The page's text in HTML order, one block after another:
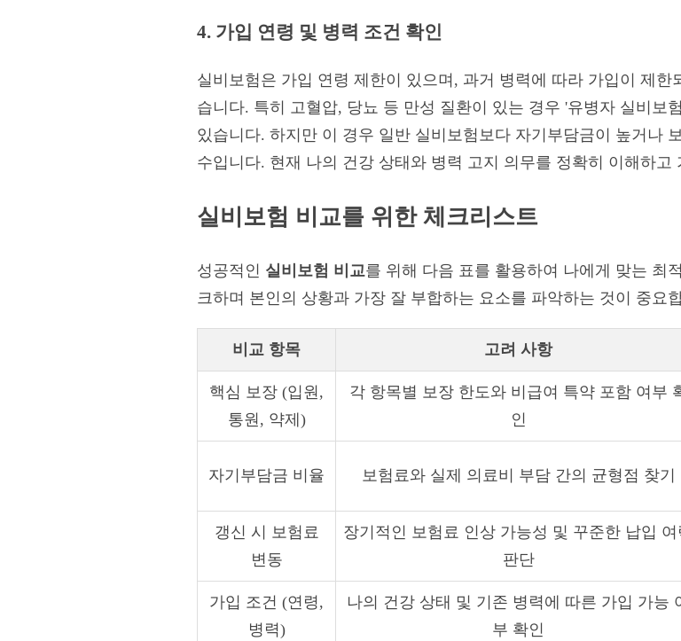
4. 가입 연령 및 병력 조건 확인
실비보험은 가입 연령 제한이 있으며, 과거 병력에 따라 가입이 제
습니다. 특히 고혈압, 당뇨 등 만성 질환이 있는 경우 '유병자 실비보
있습니다. 하지만 이 경우 일반 실비보험보다 자기부담금이 높거나
수입니다. 현재 나의 건강 상태와 병력 고지 의무를 정확히 이해하고
실비보험 비교를 위한 체크리스트
성공적인 실비보험 비교를 위해 다음 표를 활용하여 나에게 맞는 최
크하며 본인의 상황과 가장 잘 부합하는 요소를 파악하는 것이 중요
비교 항목 고려 사항
핵심 보장 (입원,
통원, 약제)
각 항목별 보장 한도와 비급여 특약 포함 여부
인
자기부담금 비율 보험료와 실제 의료비 부담 간의 균형점 찾기
갱신 시 보험료
변동
장기적인 보험료 인상 가능성 및 꾸준한 납입 여
판단
가입 조건 (연령,
병력)
나의 건강 상태 및 기존 병력에 따른 가입 가능
부 확인